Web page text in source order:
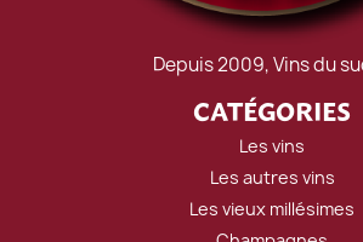
Depuis 2009, Vins du
CATÉGORIES
Les vins
Les autres vins
Les vieux millésimes